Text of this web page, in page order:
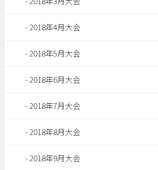
2018年4月大会
2018年5月大会
2018年6月大会
2018年7月大会
2018年8月大会
2018年9月大会